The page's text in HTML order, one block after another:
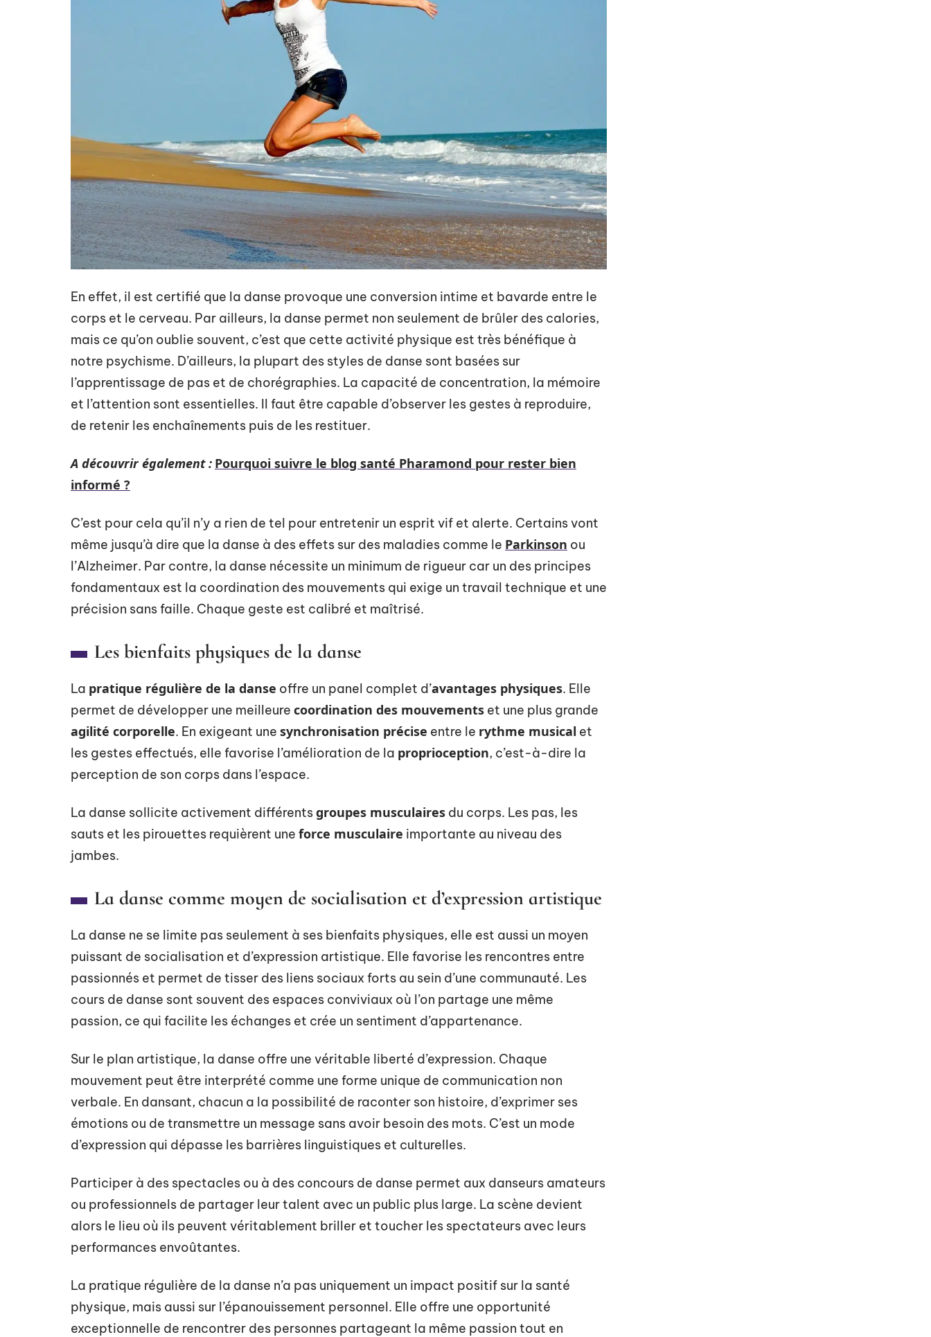
En effet, il est certifié que la danse provoque une conversion intime et bavarde entre le
corps et le cerveau. Par ailleurs, la danse permet non seulement de brûler des calories,
mais ce qu’on oublie souvent, c’est que cette activité physique est très bénéfique à
notre psychisme. D’ailleurs, la plupart des styles de danse sont basées sur
l’apprentissage de pas et de chorégraphies. La capacité de concentration, la mémoire
et l’attention sont essentielles. Il faut être capable d’observer les gestes à reproduire,
de retenir les enchaînements puis de les restituer.
A découvrir également : Pourquoi suivre le blog santé Pharamond pour rester bien
informé ?
C’est pour cela qu’il n’y a rien de tel pour entretenir un esprit vif et alerte. Certains vont
même jusqu’à dire que la danse à des effets sur des maladies comme le Parkinson ou
l’Alzheimer. Par contre, la danse nécessite un minimum de rigueur car un des principes
fondamentaux est la coordination des mouvements qui exige un travail technique et une
précision sans faille. Chaque geste est calibré et maîtrisé.
Les bienfaits physiques de la danse
La pratique régulière de la danse offre un panel complet d’avantages physiques. Elle
permet de développer une meilleure coordination des mouvements et une plus grande
agilité corporelle. En exigeant une synchronisation précise entre le rythme musical et
les gestes effectués, elle favorise l’amélioration de la proprioception, c’est-à-dire la
perception de son corps dans l’espace.
La danse sollicite activement différentsgroupes musculaires du corps. Les pas, les
sauts et les pirouettes requièrent une force musculaire importante au niveau des
jambes.
La danse comme moyen de socialisation et d’expression artistique
La danse ne se limite pas seulement à ses bienfaits physiques, elle est aussi un moyen
puissant de socialisation et d’expression artistique. Elle favorise les rencontres entre
passionnés et permet de tisser des liens sociaux forts au sein d’une communauté. Les
cours de danse sont souvent des espaces conviviaux où l’on partage une même
passion, ce qui facilite les échanges et crée un sentiment d’appartenance.
Sur le plan artistique, la danse offre une véritable liberté d’expression. Chaque
mouvement peut être interprété comme une forme unique de communication non
verbale. En dansant, chacun a la possibilité de raconter son histoire, d’exprimer ses
émotions ou de transmettre un message sans avoir besoin des mots. C’est un mode
d’expression qui dépasse les barrières linguistiques et culturelles.
Participer à des spectacles ou à des concours de danse permet aux danseurs amateurs
ou professionnels de partager leur talent avec un public plus large. La scène devient
alors le lieu où ils peuvent véritablement briller et toucher les spectateurs avec leurs
performances envoûtantes.
La pratique régulière de la danse n’a pas uniquement un impact positif sur la santé
physique, mais aussi sur l’épanouissement personnel. Elle offre une opportunité
exceptionnelle de rencontrer des personnes partageant la même passion tout en